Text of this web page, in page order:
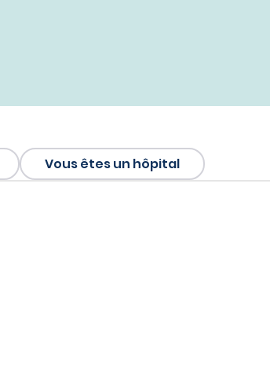
Vous êtes un hôpital